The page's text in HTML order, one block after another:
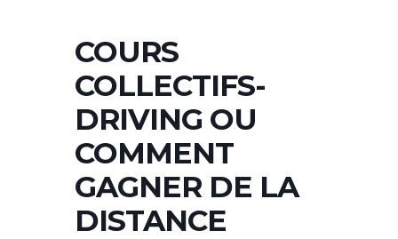
COURS
COLLECTIFS-
DRIVING OU
COMMENT
GAGNER DE LA
DISTANCE